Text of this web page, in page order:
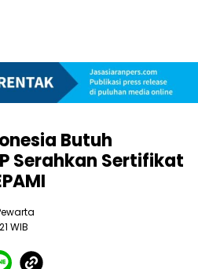
Butuh
Serahkan Sertifikat
WIB